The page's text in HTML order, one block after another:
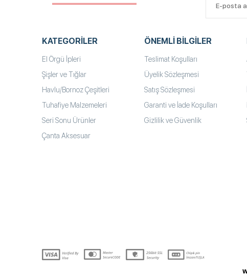
KATEGORILER
El Örgü İpleri
Şişler ve Tığlar
Havlu/Bornoz Çeşitleri
Tuhafiye Malzemeleri
Seri Sonu Ürünler
Çanta Aksesuar
ÖNEMLI BILGILER
Teslimat Koşulları
Üyelik Sözleşmesi
Satış Sözleşmesi
Garanti ve İade Koşulları
Gizlilik ve Güvenlik